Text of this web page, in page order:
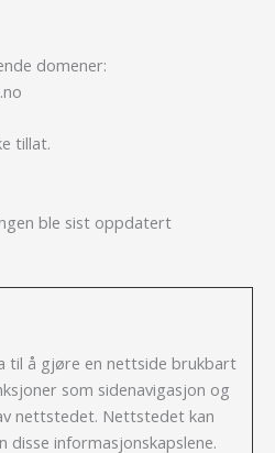
domener:
tillat.
ble sist oppdatert
til å gjøre en nettside brukbart
som sidenavigasjon og
nettstedet. Nettstedet kan
informasjonskapslene.